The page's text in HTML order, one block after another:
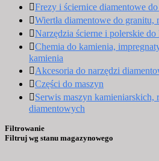
Frezy i ściernice diamentowe
Wiertła diamentowe do granitu,
Narzędzia ścierne i polerskie do
Chemia do kamienia,
kamienia
Akcesoria do narzędzi
Części do maszyn
Serwis maszyn kamieniarskich,
diamentowych
Filtrowanie
Filtruj wg stanu magazynowego